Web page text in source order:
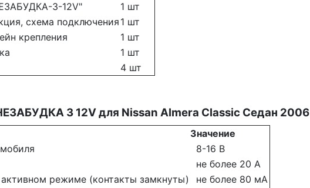
3-12V"
1 шт
схема подключения1 шт
крепления
1 шт
1 шт
4 шт
3 12V для Nissan Almera Classic Седан 2006
Значение
8-16 В
не более 20 А
режиме (контакты замкнуты)
не более 80 мА